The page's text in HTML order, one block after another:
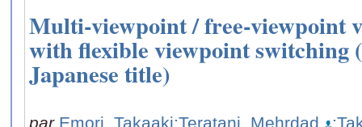
Multi-viewpoint / free-viewpoint
with flexible viewpoint switching
Japanese title)
par Emori, Takaaki;Teratani, Mehrdad